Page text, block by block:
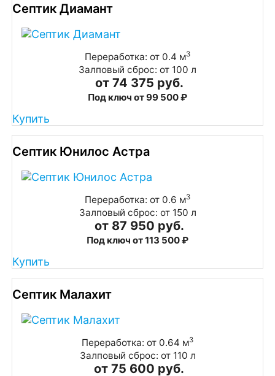
Септик Диамант
Переработка: от 0.4 м3
Залповый сброс: от 100 л
от 74 375 руб.
Под ключ от 99 500 ₽
Купить
Септик Юнилос Астра
Переработка: от 0.6 м3
Залповый сброс: от 150 л
от 87 950 руб.
Под ключ от 113 500 ₽
Купить
Септик Малахит
Переработка: от 0.64 м3
Залповый сброс: от 110 л
от 75 600 руб.